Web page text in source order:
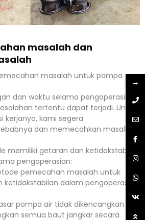
masalah dan
masalah untuk pompa
dan waktu selama pengoperasian
tertentu dapat terjadi. Untuk
kerjanya, kami segera
dan memecahkan masalah
memiliki getaran dan ketidakstabilan
pengoperasian:
pemecahan masalah untuk
dalam pengoperasian
pompa air tidak dikencangkan
semua baut jangkar secara
→